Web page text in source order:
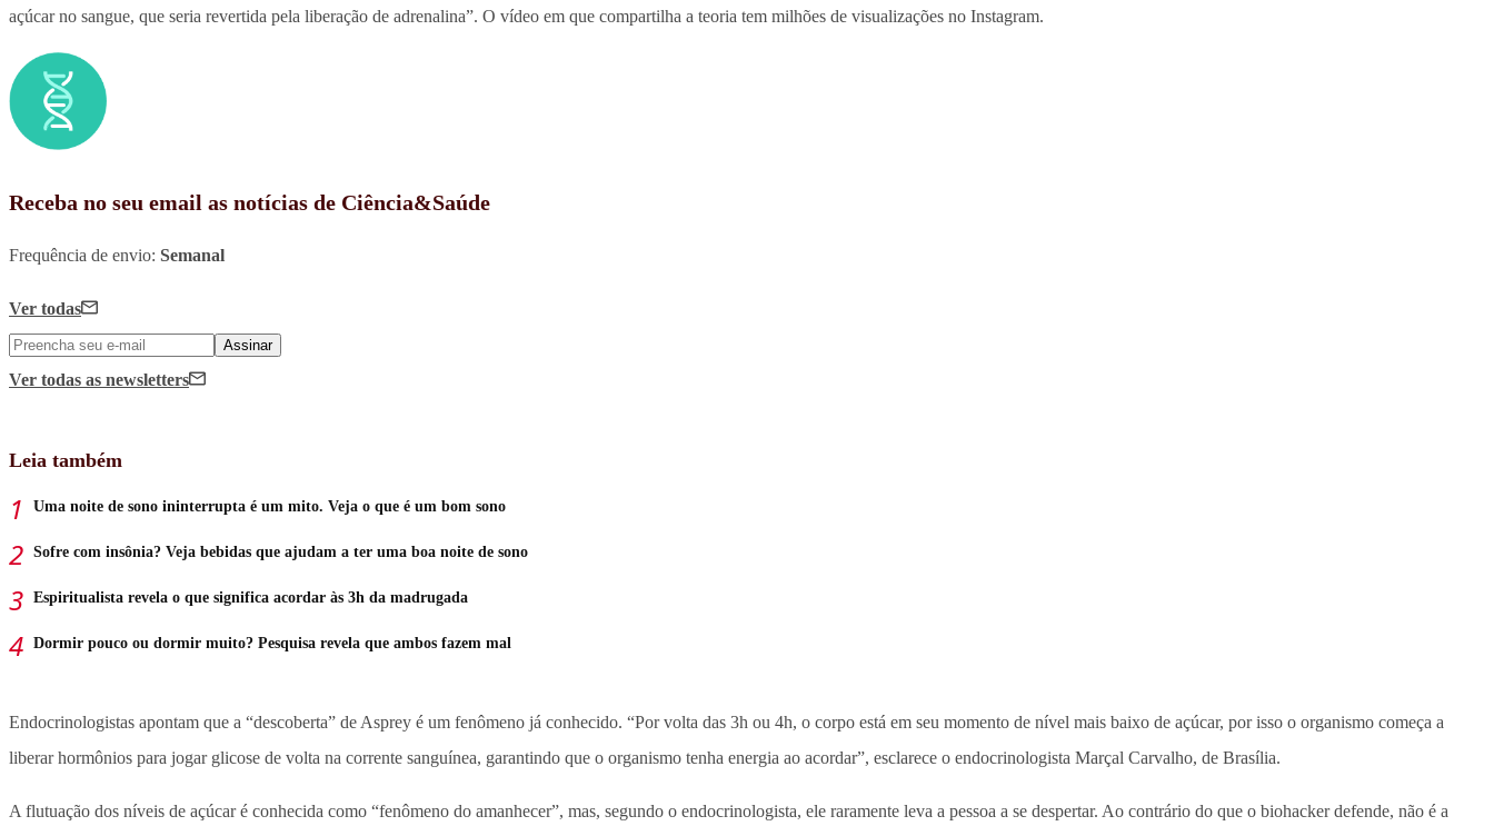
açúcar no sangue, que seria revertida pela liberação de adrenalina”. O vídeo em que compartilha a teoria tem milhões de visualizações no Instagram.
Receba no seu email as notícias de Ciência&Saúde
Frequência de envio: Semanal
Ver todas
Assinar
Ver todas as newsletters
Leia também
Uma noite de sono ininterrupta é um mito. Veja o que é um bom sono
Sofre com insônia? Veja bebidas que ajudam a ter uma boa noite de sono
Espiritualista revela o que significa acordar às 3h da madrugada
Dormir pouco ou dormir muito? Pesquisa revela que ambos fazem mal
Endocrinologistas apontam que a “descoberta” de Asprey é um fenômeno já conhecido. “Por volta das 3h ou 4h, o corpo está em seu momento de nível mais baixo de açúcar, por isso o organismo começa a
liberar hormônios para jogar glicose de volta na corrente sanguínea, garantindo que o organismo tenha energia ao acordar”, esclarece o endocrinologista Marçal Carvalho, de Brasília.
A flutuação dos níveis de açúcar é conhecida como “fenômeno do amanhecer”, mas, segundo o endocrinologista, ele raramente leva a pessoa a se despertar. Ao contrário do que o biohacker defende, não é a